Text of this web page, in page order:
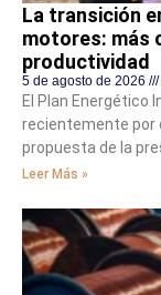
La transición
motores: más
productividad
5 de agosto de 2026
El Plan Energético
recientemente por
propuesta de la
Leer Más »